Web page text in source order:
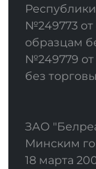
№249773 от
образцам
№249779 от
без
ЗАО
Минским
18 марта